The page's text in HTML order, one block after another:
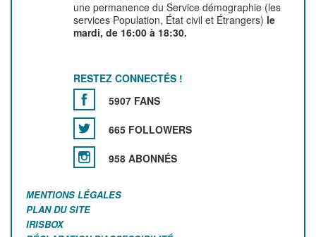
une permanence du Service démographie (les
services Population, État civil et Étrangers) le
mardi, de 16:00 à 18:30.
RESTEZ CONNECTÉS !
5907 FANS
665 FOLLOWERS
958 ABONNÉS
MENTIONS LÉGALES
PLAN DU SITE
IRISBOX